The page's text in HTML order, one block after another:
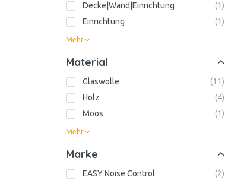
Decke|Wand|Einrichtung
(1)
Einrichtung
(1)
Mehr
Material
Glaswolle (11)
Holz
(4)
Moos
(1)
Mehr
Marke
EASY Noise Control (2)